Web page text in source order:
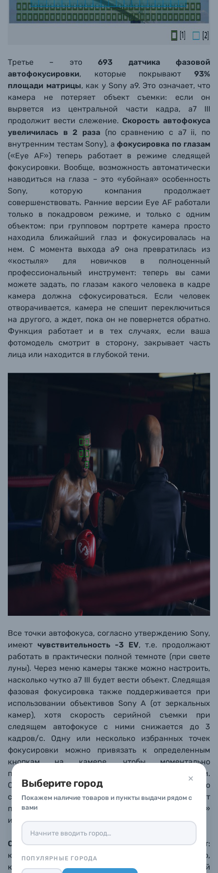
Выберите город
Покажем наличие товаров и пункты выдачи рядом с
вами
ПОПУЛЯРНЫЕ ГОРОДА
Третье – это693 датчика фазовой
автофокусировки, которые покрывают 93%
площади матрицы, как у Sony a9. Это означает, что
камера не потеряет объект съемки: если он
вырвется из центральной части кадра, a7 III
продолжит вести слежение. Скорость автофокуса
увеличилась в 2 раза (по сравнению с a7 ii, по
внутренним тестам Sony), а фокусировка по глазам
(«Eye AF») теперь работает в режиме следящей
фокусировки. Вообще, возможность автоматически
наводиться на глаза – это «убойная» особенность
Sony, которую компания продолжает
совершенствовать. Ранние версии Eye AF работали
только в покадровом режиме, и только с одним
объектом: при групповом портрете камера просто
находила ближайший глаз и фокусировалась на
нем. С момента выхода a9 она превратилась из
«костыля» для новичков в полноценный
профессиональный инструмент: теперь вы сами
можете задать, по глазам какого человека в кадре
камера должна сфокусироваться. Если человек
отворачивается, камера не спешит переключиться
на другого, а ждет, пока он не повернется обратно.
Функция работает и в тех случаях, если ваша
фотомодель смотрит в сторону, закрывает часть
лица или находится в глубокой тени.
Все точки автофокуса, согласно утверждению Sony,
имеют чувствительность -3 EV, т.е. продолжают
работать в практически полной темноте (при свете
луны). Через меню камеры также можно настроить,
насколько чутко a7 III будет вести объект. Следящая
фазовая фокусировка также поддерживается при
использовании объективов Sony A (от зеркальных
камер), хотя скорость серийной съемки при
следящем автофокусе с ними снижается до 3
кадров/с. Одну или несколько избранных точек
фокусировки можно привязать к определенным
кнопкам на камере, чтобы моментально
переключаться на них при необходимости.
Суммируя все сказанное про автофокус можно
сказать, что в этой области a7 III располагает
профессиональным функционалом безо всяких «но»
и «если».
Скорость серийной съемкиa7 III также впечатляет:
камера делаетдо 10 кадров/с
, независимо от того,
какой тип затвора используется, обычный